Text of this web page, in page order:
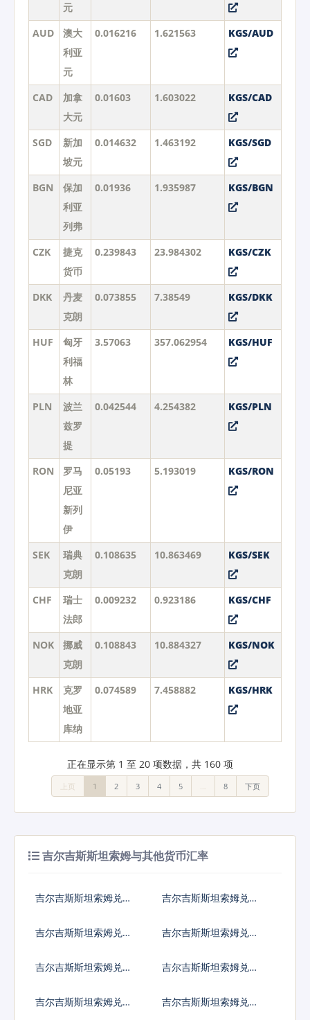
元
AUD
澳大
利亚
元
0.016216 1.621563 KGS/AUD
CAD
加拿
大元
0.01603 1.603022 KGS/CAD
SGD
新加
坡元
0.014632 1.463192 KGS/SGD
BGN
保加
利亚
列弗
0.01936 1.935987 KGS/BGN
CZK
捷克
货币
0.239843 23.984302 KGS/CZK
DKK
丹麦
克朗
0.073855 7.38549 KGS/DKK
HUF
匈牙
利福
林
3.57063 357.062954 KGS/HUF
PLN
波兰
兹罗
提
0.042544 4.254382 KGS/PLN
RON
罗马
尼亚
新列
伊
0.05193 5.193019 KGS/RON
SEK
瑞典
克朗
0.108635 10.863469 KGS/SEK
CHF
瑞士
法郎
0.009232 0.923186 KGS/CHF
NOK
挪威
克朗
0.108843 10.884327 KGS/NOK
HRK
克罗
地亚
库纳
0.074589 7.458882 KGS/HRK
正在显示第 1 至 20 项数据，共 160 项
上页 1 2 3 4 5 8 下页
吉尔吉斯斯坦索姆与其他货币汇率
吉尔吉斯斯坦索姆兑人
吉尔吉斯斯坦索姆兑美
吉尔吉斯斯坦索姆兑日
吉尔吉斯斯坦索姆兑欧
吉尔吉斯斯坦索姆兑英
吉尔吉斯斯坦索姆兑港
吉尔吉斯斯坦索姆兑韩
吉尔吉斯斯坦索姆兑澳